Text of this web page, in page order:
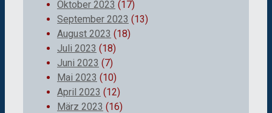
Oktober 2023 (17)
September 2023 (13)
August 2023 (18)
Juli 2023 (18)
Juni 2023 (7)
Mai 2023 (10)
April 2023 (12)
März 2023 (16)